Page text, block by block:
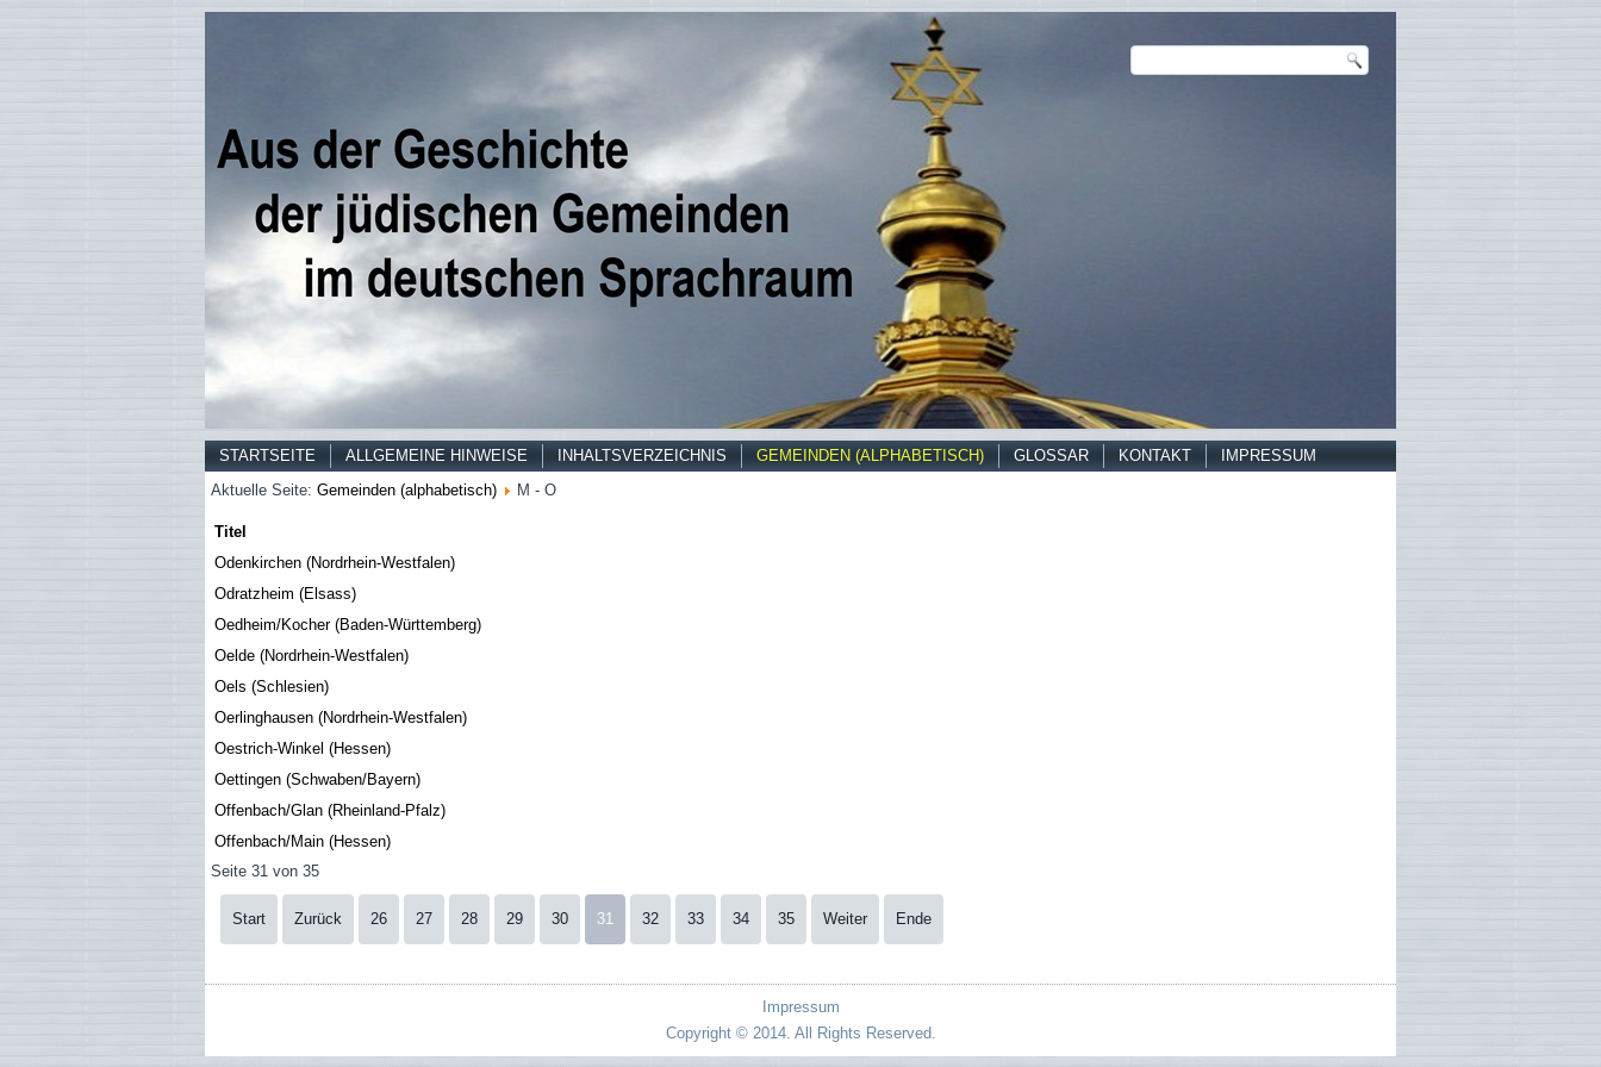
STARTSEITE ALLGEMEINE HINWEISE INHALTSVERZEICHNIS GEMEINDEN (ALPHABETISCH) GLOSSAR KONTAKT
IMPRESSUM
Aktuelle Seite: Gemeinden (alphabetisch) M - O
Titel
Odenkirchen (Nordrhein-Westfalen)
Odratzheim (Elsass)
Oedheim/Kocher (Baden-Württemberg)
Oelde (Nordrhein-Westfalen)
Oels (Schlesien)
Oerlinghausen (Nordrhein-Westfalen)
Oestrich-Winkel (Hessen)
Oettingen (Schwaben/Bayern)
Offenbach/Glan (Rheinland-Pfalz)
Offenbach/Main (Hessen)
Seite 31 von 35
Start Zurück 26 27 28 29 30 31 32 33 34 35 Weiter Ende
Impressum
Copyright © 2014. All Rights Reserved.